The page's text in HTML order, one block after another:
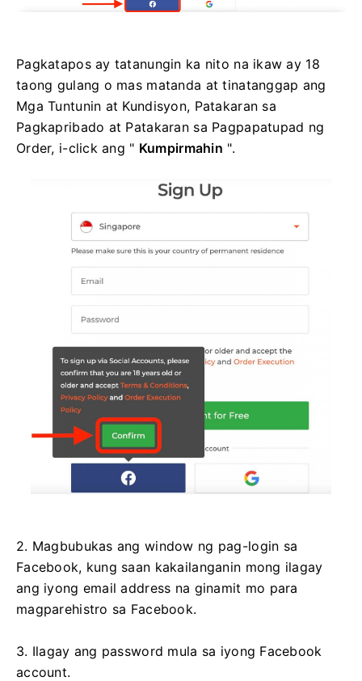
Pagkatapos ay tatanungin ka nito na ikaw ay 18
taong gulang o mas matanda at tinatanggap ang
Mga Tuntunin at Kundisyon, Patakaran sa
Pagkapribado at Patakaran sa Pagpapatupad ng
Order, i-click ang " Kumpirmahin ".
2. Magbubukas ang window ng pag-login sa
Facebook, kung saan kakailanganin mong ilagay
ang iyong email address na ginamit mo para
magparehistro sa Facebook.
3. Ilagay ang password mula sa iyong Facebook
account.